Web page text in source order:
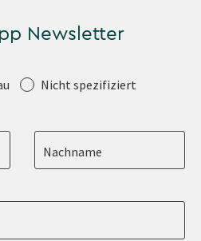
Newsletter
Nicht spezifiziert
Nachname